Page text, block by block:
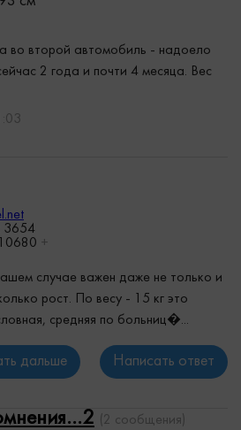
во второй автомобиль - надоело
2 года и почти 4 месяца. Вес
3654
10680 +
случае важен даже не только и
рост. По весу - 15 кг это
средняя по больниц�...
дальше Написать ответ
(2 сообщения)